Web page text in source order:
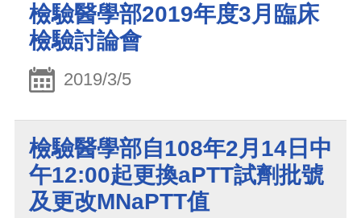
檢驗醫學部2019年度3月臨床
檢驗討論會
2019/3/5
檢驗醫學部自108年2月14日中
午12:00起更換aPTT試劑批號
及更改MNaPTT值